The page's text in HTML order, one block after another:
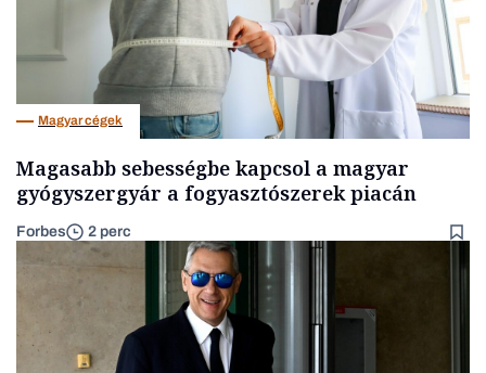
Magyar cégek
Magasabb sebességbe kapcsol a magyar
gyógyszergyár a fogyasztószerek piacán
Forbes 2 perc